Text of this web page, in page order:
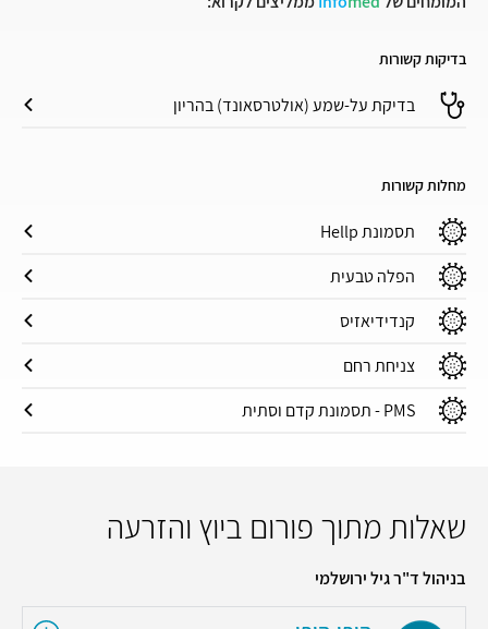
בדיקות קשורות
בדיקת על-שמע (אולטרסאונד) בהריון
מחלות קשורות
תסמונת Hellp
הפלה טבעית
קנדידיאזיס
צניחת רחם
PMS - תסמונת קדם וסתית
שאלות מתוך פורום ביוץ והזרעה
בניהול ד"ר גיל ירושלמי